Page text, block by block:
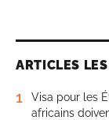
ARTICLES
1
Visa pour les
africains